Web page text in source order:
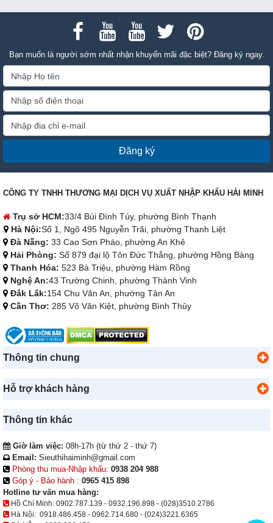
Bạn muốn là người sớm nhất nhận khuyến mãi đặc biệt? Đăng ký ngay.
Đăng ký
CÔNG TY TNHH THƯƠNG MẠI DỊCH VỤ XUẤT NHẬP KHẨU HẢI MINH
Trụ sở HCM:33/4 Bùi Đình Túy, phường Bình Thạnh
Hà Nội:Số 1, Ngõ 495 Nguyễn Trãi, phường Thanh Liệt
Đà Nẵng: 33 Cao Sơn Pháo, phường An Khê
Hải Phòng: Số 879 đại lộ Tôn Đức Thắng, phường Hồng Bàng
Thanh Hóa: 523 Bà Triệu, phường Hàm Rồng
Nghệ An:43 Trường Chinh, phường Thành Vinh
Đắk Lắk:154 Chu Văn An, phường Tân An
Cần Thơ: 285 Võ Văn Kiệt, phường Bình Thủy
Thông tin chung
Hỗ trợ khách hàng
Thông tin khác
Giờ làm việc: 08h-17h (từ thứ 2 - thứ 7)
Email: Sieuthihaiminh@gmail.com
Phòng thu mua-Nhập khẩu: 0938 204 988
Góp ý - Bảo hành : 0965 415 898
Hotline tư vấn mua hàng:
Hồ Chí Minh: 0902.787.139 - 0932.196.898 - (028)3510.2786
Hà Nội: 0918.486.458 - 0962.714.680 - (024)3221.6365